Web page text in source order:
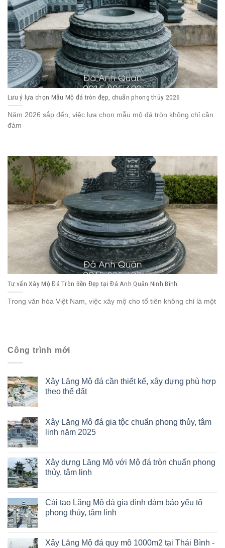
Lưu ý lựa chọn Mẫu Mộ đá tròn đẹp, chuẩn phong thủy 2026
Năm 2026 sắp đến, việc lựa chọn mẫu mộ đá tròn không chỉ cần
đảm
Tư vấn Xây Mộ Đá Tròn Bền Đẹp tại Đá Anh Quân Ninh Bình
Trong văn hóa Việt Nam, việc xây mộ cho tổ tiên không chỉ là một
Công trình mới
Xây Lăng Mộ đá cần thiết kế, xây dựng phù hợp
theo thế đất
Xây Lăng Mô đá gia tộc chuẩn phong thủy, tâm
linh năm 2025
Xây dựng Lăng Mộ với Mộ đá tròn chuẩn phong
thủy, tâm linh
Cải tạo Lăng Mộ đá gia đình đảm bảo yếu tố
phong thủy, tâm linh
Xây Lăng Mộ đá quy mô 1000m2 tại Thái Bình -